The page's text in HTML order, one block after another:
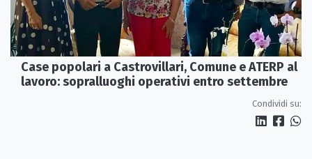
Case popolari a Castrovillari, Comune e ATERP al
lavoro: sopralluoghi operativi entro settembre
Condividi su: